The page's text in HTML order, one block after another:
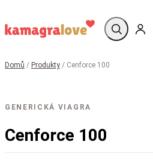
Domů / Produkty / Cenforce 100
GENERICKÁ VIAGRA
Cenforce 100